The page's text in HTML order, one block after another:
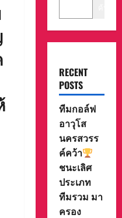
RECENT
POSTS
ทีมกอล์ฟ
อาวุโส
นครสวรร
ค์คว้า
ชนะเลิศ
ประเภท
ทีมรวม มา
ครอง